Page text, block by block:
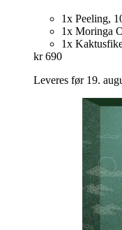
1x Peeling,
1x Moringa
1x
kr 690
Leveres før 19.